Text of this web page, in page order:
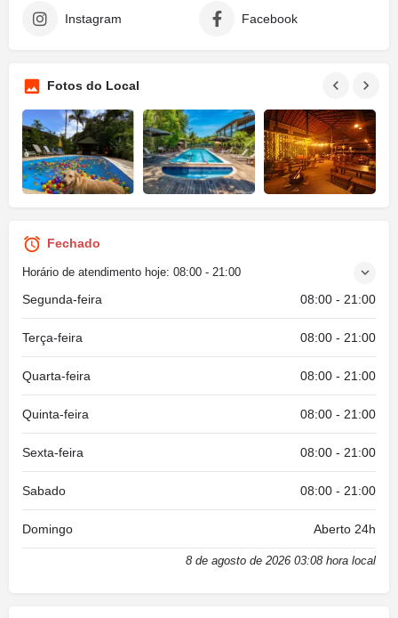
Instagram Facebook
Fotos do Local
Fechado
Horário de atendimento hoje: 08:00 - 21:00
Segunda-feira 08:00 - 21:00
Terça-feira 08:00 - 21:00
Quarta-feira 08:00 - 21:00
Quinta-feira 08:00 - 21:00
Sexta-feira 08:00 - 21:00
Sabado 08:00 - 21:00
Domingo Aberto 24h
8 de agosto de 2026 03:08 hora local